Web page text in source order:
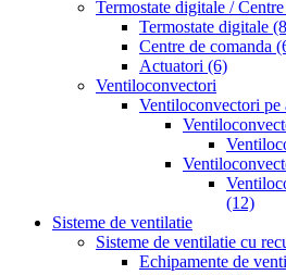
Termostate digitale /
Termostate digitale
Centre de comanda
Actuatori (6)
Ventiloconvectori
Ventiloconvectori pe
(12)
Sisteme de ventilatie
Sisteme de ventilatie cu
Echipamente de